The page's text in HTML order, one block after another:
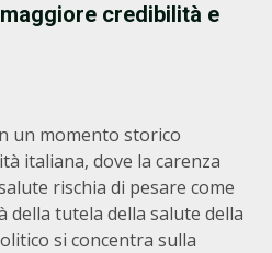
credibilità e
un momento storico
italiana, dove la carenza
rischia di pesare come
della tutela della salute della
si concentra sulla